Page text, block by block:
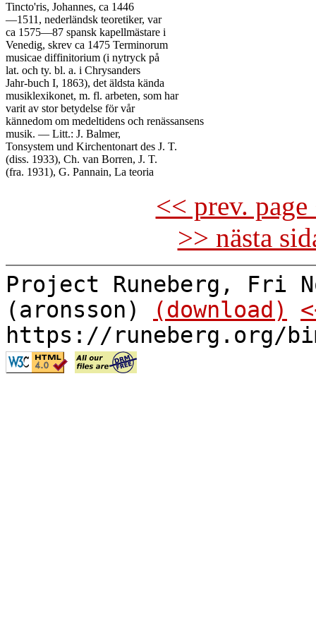
Tincto'ris, Johannes, ca 1446
—1511, nederländsk teoretiker, var
ca 1575—87 spansk kapellmästare i
Venedig, skrev ca 1475 Terminorum
musicae diffinitorium (i nytryck på
lat. och ty. bl. a. i Chrysanders
Jahr-buch I, 1863), det äldsta kända
musiklexikonet, m. fl. arbeten, som har
varit av stor betydelse för vår
kännedom om medeltidens och renässansens
musik. — Litt.: J. Balmer,
Tonsystem und Kirchentonart des J. T.
(diss. 1933), Ch. van Borren, J. T.
<< prev.
>> nästa
Project Runeberg, Fri
(aronsson)
(download)
https://runeberg.org/